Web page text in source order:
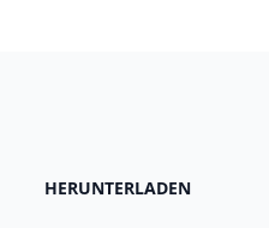
HERUNTERLADEN